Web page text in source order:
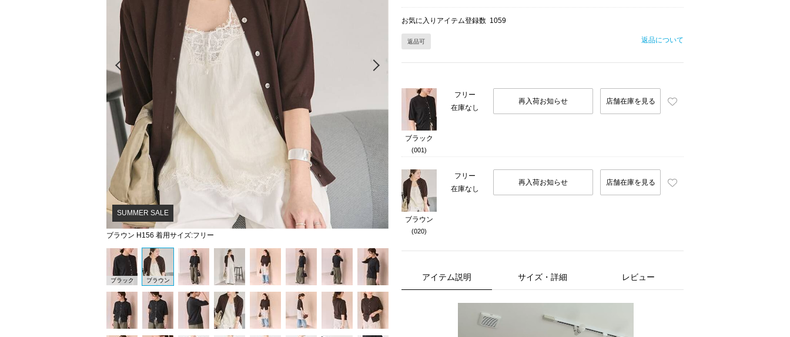
ブラウン H156 着用サイズ:フリー
Prev
SUMMER SALE
ブラック ブラウン
お気に入りアイテム登録数 1059
返品可 返品について
ブラック
(001)
フリー
在庫なし
再入荷お知らせ 店舗在庫を見る
ブラウン
(020)
フリー
在庫なし
再入荷お知らせ 店舗在庫を見る
アイテム説明 サイズ・詳細 レビュー